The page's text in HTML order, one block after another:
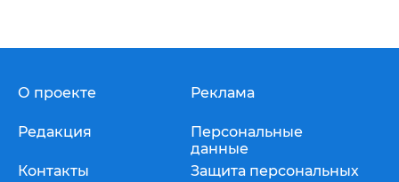
О проекте
Редакция
Контакты
Реклама
Персональные
данные
Защита персональных